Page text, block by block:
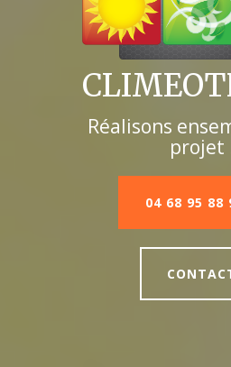
Réalisons
projet
04 68 95 88